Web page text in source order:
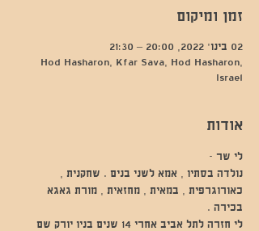
זמן ומיקום
02 בינו׳ 2022, 20:00 – 21:30
Hod Hasharon, Kfar Sava, Hod Hasharon,
Israel
אודות
לי שר -
נולדה בסתיו , אמא לשני בנים . שחקנית ,
כאורוגרפית , במאית , מחזאית , מורת גאגא
בכירה .
לי חזרה לתל אביב אחרי 14 שנים בניו יורק שם